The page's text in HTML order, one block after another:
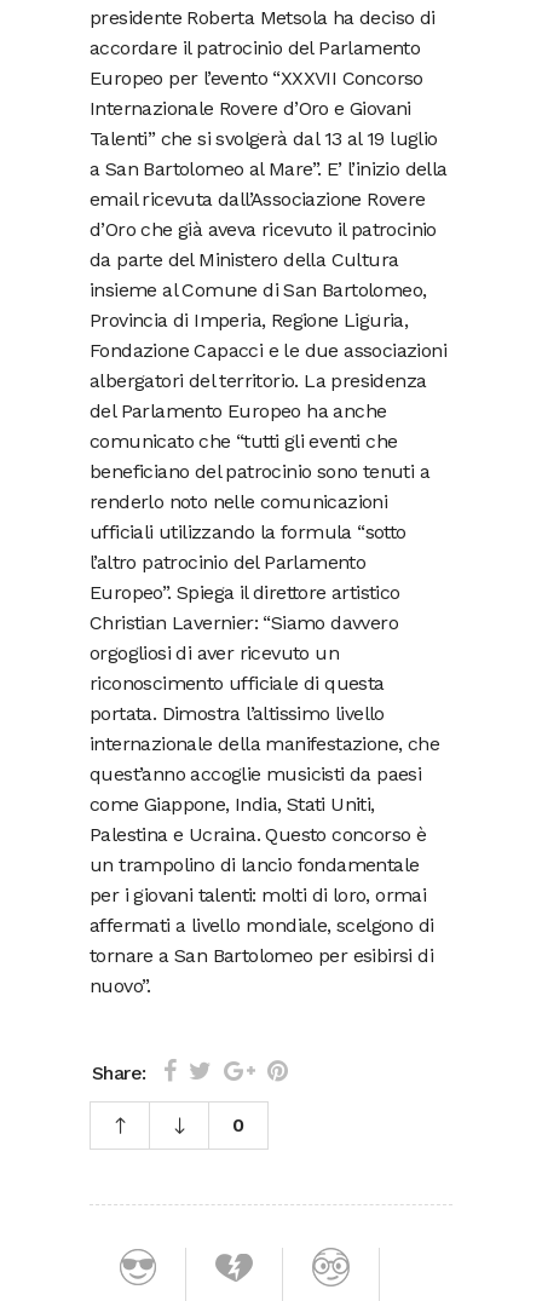
presidente Roberta Metsola ha deciso di
accordare il patrocinio del Parlamento
Europeo per l’evento “XXXVII Concorso
Internazionale Rovere d’Oro e Giovani
Talenti” che si svolgerà dal 13 al 19 luglio
a San Bartolomeo al Mare”. E’ l’inizio della
email ricevuta dall’Associazione Rovere
d’Oro che già aveva ricevuto il patrocinio
da parte del Ministero della Cultura
insieme al Comune di San Bartolomeo,
Provincia di Imperia, Regione Liguria,
Fondazione Capacci e le due associazioni
albergatori del territorio. La presidenza
del Parlamento Europeo ha anche
comunicato che “tutti gli eventi che
beneficiano del patrocinio sono tenuti a
renderlo noto nelle comunicazioni
ufficiali utilizzando la formula “sotto
l’altro patrocinio del Parlamento
Europeo”. Spiega il direttore artistico
Christian Lavernier: “Siamo davvero
orgogliosi di aver ricevuto un
riconoscimento ufficiale di questa
portata. Dimostra l’altissimo livello
internazionale della manifestazione, che
quest’anno accoglie musicisti da paesi
come Giappone, India, Stati Uniti,
Palestina e Ucraina. Questo concorso è
un trampolino di lancio fondamentale
per i giovani talenti: molti di loro, ormai
affermati a livello mondiale, scelgono di
tornare a San Bartolomeo per esibirsi di
nuovo”.
Share:
0